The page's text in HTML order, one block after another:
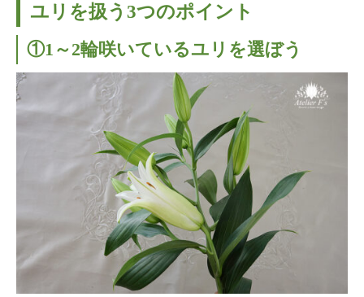
ユリを扱う3つのポイント
①1～2輪咲いているユリを選ぼう